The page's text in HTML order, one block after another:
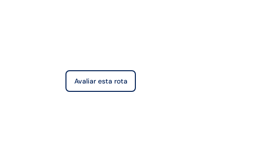
Avaliar esta rota